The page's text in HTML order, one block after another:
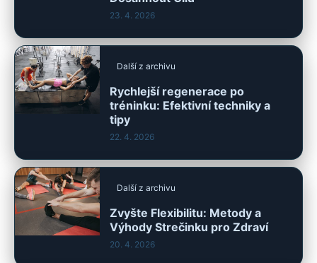
23. 4. 2026
Další z archivu
Rychlejší regenerace po
tréninku: Efektivní techniky a
tipy
22. 4. 2026
Další z archivu
Zvyšte Flexibilitu: Metody a
Výhody Strečinku pro Zdraví
20. 4. 2026